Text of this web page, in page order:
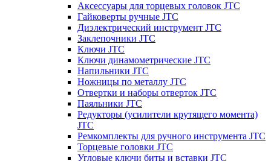
Аксессуары для торцевых головок JTC
Гайковерты ручные JTC
Диэлектрический инструмент JTC
Заклепочники JTC
Ключи JTC
Ключи динамометрические JTC
Напильники JTC
Ножницы по металлу JTC
Отвертки и наборы отверток JTC
Паяльники JTC
Редукторы (усилители крутящего момента)
JTC
Ремкомплекты для ручного инструмента JTC
Торцевые головки JTC
Угловые ключи биты и вставки JTC